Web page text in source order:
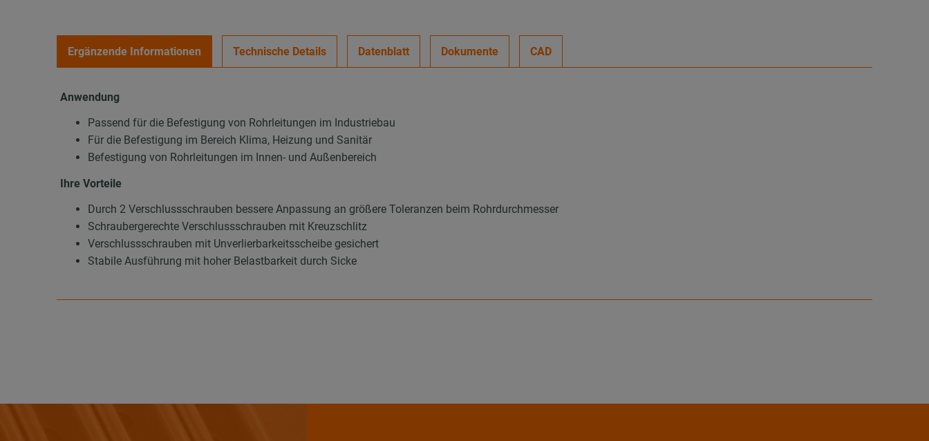
Ergänzende Informationen Technische Details Datenblatt Dokumente CAD
Anwendung
Passend für die Befestigung von Rohrleitungen im Industriebau
Für die Befestigung im Bereich Klima, Heizung und Sanitär
Befestigung von Rohrleitungen im Innen- und Außenbereich
Ihre Vorteile
Durch 2 Verschlussschrauben bessere Anpassung an größere Toleranzen beim Rohrdurchmesser
Schraubergerechte Verschlussschrauben mit Kreuzschlitz
Verschlussschrauben mit Unverlierbarkeitsscheibe gesichert
Stabile Ausführung mit hoher Belastbarkeit durch Sicke